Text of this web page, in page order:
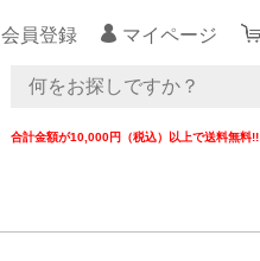
会員登録 マイページ
合計金額が10,000円（税込）以上で送料無料!!